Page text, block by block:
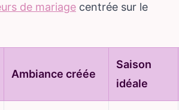
de mariage centrée sur le
Ambiance créée
Saison
idéale